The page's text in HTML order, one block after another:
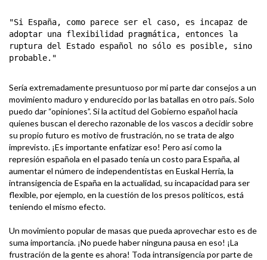
"Si España, como parece ser el caso, es incapaz de
adoptar una flexibilidad pragmática, entonces la
ruptura del Estado español no sólo es posible, sino
probable."
Sería extremadamente presuntuoso por mi parte dar consejos a un
movimiento maduro y endurecido por las batallas en otro país. Solo
puedo dar “opiniones”. Si la actitud del Gobierno español hacia
quienes buscan el derecho razonable de los vascos a decidir sobre
su propio futuro es motivo de frustración, no se trata de algo
imprevisto. ¡Es importante enfatizar eso! Pero así como la
represión española en el pasado tenía un costo para España, al
aumentar el número de independentistas en Euskal Herria, la
intransigencia de España en la actualidad, su incapacidad para ser
flexible, por ejemplo, en la cuestión de los presos políticos, está
teniendo el mismo efecto.
Un movimiento popular de masas que pueda aprovechar esto es de
suma importancia. ¡No puede haber ninguna pausa en eso! ¡La
frustración de la gente es ahora! Toda intransigencia por parte de